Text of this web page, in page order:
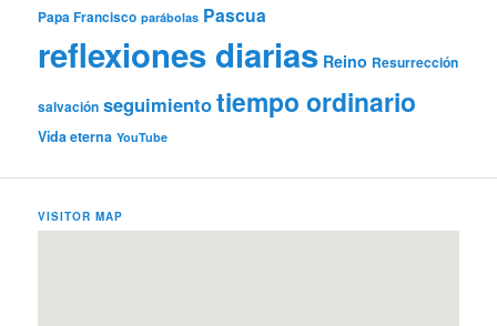
Papa Francisco parábolas Pascua
reflexiones diarias Reino Resurrección
salvación seguimientotiempo ordinario
Vida eterna YouTube
VISITOR MAP